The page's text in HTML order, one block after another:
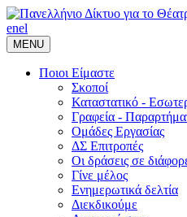
enel
MENU
Ποιοι Είμαστε
Σκοποί
Καταστατικό -
Γραφεία -
Ομάδες Εργασίας
ΔΣ Επιτροπές
Οι δράσεις σε
Γίνε μέλος
Ενημερωτικά δελτία
Διεκδικούμε